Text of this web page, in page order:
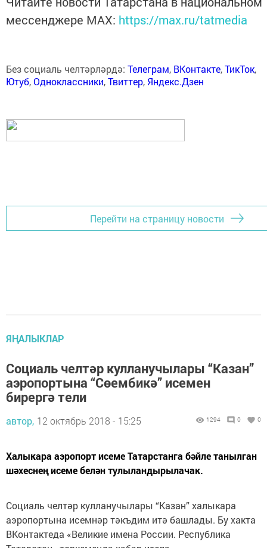
мессенджере MАХ: https://max.ru/tatmedia
Без социаль челтәрләрдә: Телеграм, ВКонтакте,ТикТок,
Ютуб,Одноклассники,Твиттер, Яндекс.Дзен
Перейти на страницу новости
ЯҢАЛЫКЛАР
Социаль челтәр кулланучылары “Казан”
аэропортына “Сөембикә” исемен
бирергә тели
автор, 12 октябрь 2018 - 15:25 1294 0 0
Халыкара аэропорт исеме Татарстанга бәйле танылган
шәхеснең исеме белән тулыландырылачак.
Социаль челтәр кулланучылары “Казан” халыкара
аэропортына исемнәр тәкъдим итә башлады. Бу хакта
ВКонтактеда «Великие имена России. Республика